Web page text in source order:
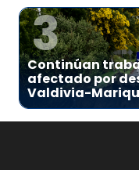
3
Continúan
afectado por
Valdivia-